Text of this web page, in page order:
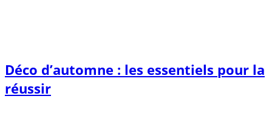
Déco d’automne : les essentiels pour la
réussir